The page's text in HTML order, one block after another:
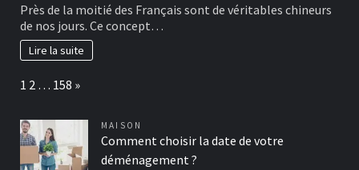
Près de la moitié des Français sont de véritables chineurs
de nos jours. Ce concept…
Lire la suite
Page:
1 2 … 158 Next
»
MAISON
Comment choisir la date de votre
déménagement ?